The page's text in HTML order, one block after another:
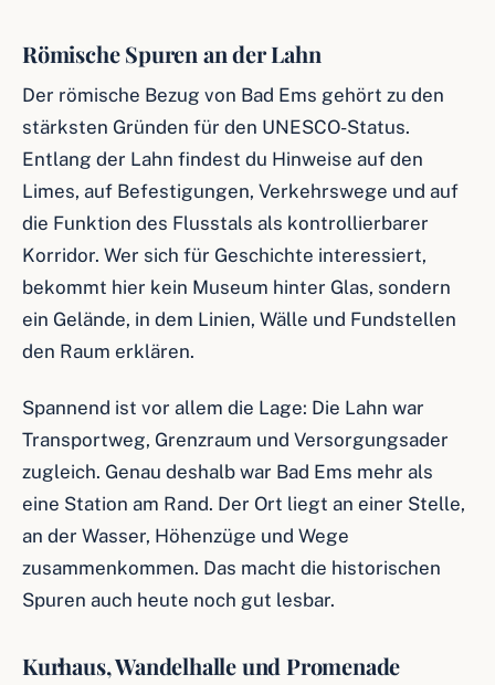
Römische Spuren an der Lahn
Der römische Bezug von Bad Ems gehört zu den
stärksten Gründen für den UNESCO-Status.
Entlang der Lahn findest du Hinweise auf den
Limes, auf Befestigungen, Verkehrswege und auf
die Funktion des Flusstals als kontrollierbarer
Korridor. Wer sich für Geschichte interessiert,
bekommt hier kein Museum hinter Glas, sondern
ein Gelände, in dem Linien, Wälle und Fundstellen
den Raum erklären.
Spannend ist vor allem die Lage: Die Lahn war
Transportweg, Grenzraum und Versorgungsader
zugleich. Genau deshalb war Bad Ems mehr als
eine Station am Rand. Der Ort liegt an einer Stelle,
an der Wasser, Höhenzüge und Wege
zusammenkommen. Das macht die historischen
Spuren auch heute noch gut lesbar.
Kurhaus, Wandelhalle und Promenade